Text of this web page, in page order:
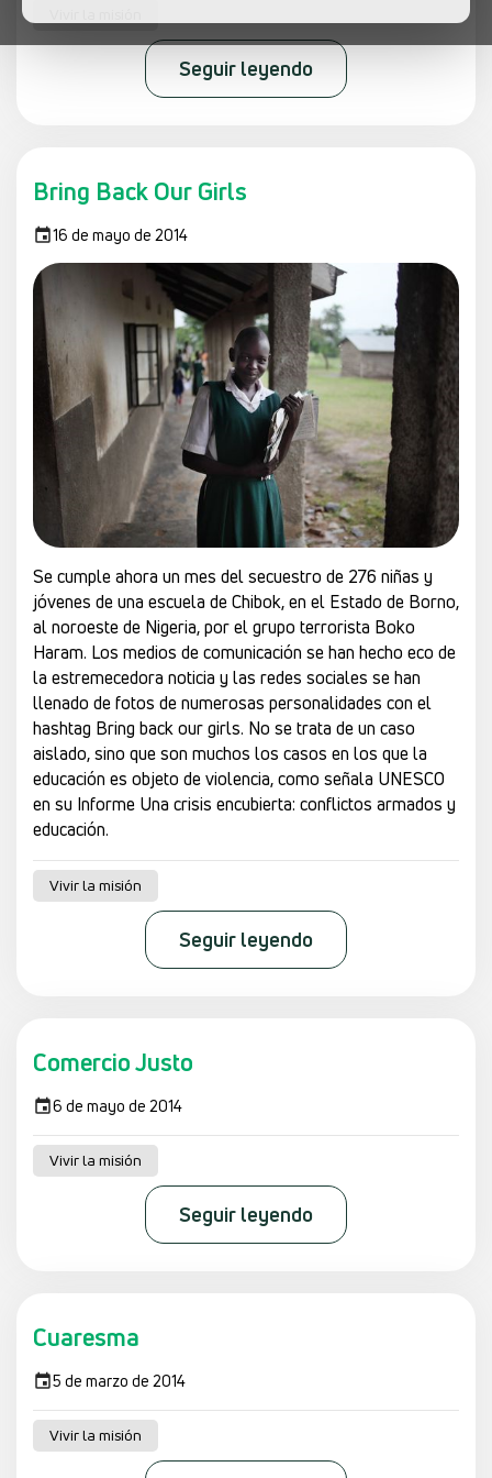
Seguir leyendo
Bring Back Our Girls
16 de mayo de 2014
Se cumple ahora un mes del secuestro de 276 niñas y
jóvenes de una escuela de Chibok, en el Estado de Borno,
al noroeste de Nigeria, por el grupo terrorista Boko
Haram. Los medios de comunicación se han hecho eco de
la estremecedora noticia y las redes sociales se han
llenado de fotos de numerosas personalidades con el
hashtag Bring back our girls. No se trata de un caso
aislado, sino que son muchos los casos en los que la
educación es objeto de violencia, como señala UNESCO
en su Informe Una crisis encubierta: conflictos armados y
educación.
Vivir la misión
Seguir leyendo
Comercio Justo
6 de mayo de 2014
Vivir la misión
Seguir leyendo
Cuaresma
5 de marzo de 2014
Vivir la misión